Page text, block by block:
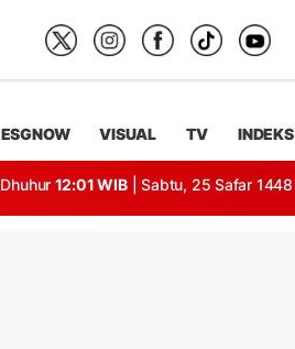
ESGNOW VISUAL TV INDEKS
Dhuhur 12:01 WIB | Sabtu, 25 Safar 1448